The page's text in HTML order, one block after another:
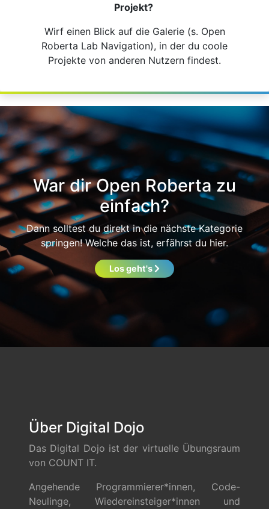
Projekt?
Wirf einen Blick auf die Galerie (s. Open
Roberta Lab Navigation), in der du coole
Projekte von anderen Nutzern findest.
War dir Open Roberta zu
einfach?
Dann solltest du direkt in die nächste Kategorie
springen! Welche das ist, erfährst du hier.
Los geht's
Über Digital Dojo
Das Digital Dojo ist der virtuelle Übungsraum
von COUNT IT.
Angehende Programmierer*innen, Code-
Neulinge, Wiedereinsteiger*innen und